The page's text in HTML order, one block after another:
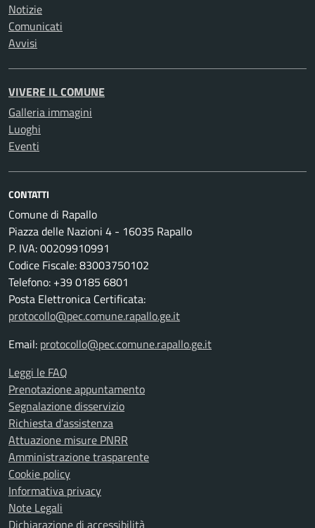
Notizie
Comunicati
Avvisi
VIVERE IL COMUNE
Galleria immagini
Luoghi
Eventi
CONTATTI
Comune di Rapallo
Piazza delle Nazioni 4 - 16035 Rapallo
P. IVA: 00209910991
Codice Fiscale: 83003750102
Telefono: +39 0185 6801
Posta Elettronica Certificata:
protocollo@pec.comune.rapallo.ge.it
Email: protocollo@pec.comune.rapallo.ge.it
Leggi le FAQ
Prenotazione appuntamento
Segnalazione disservizio
Richiesta d'assistenza
Attuazione misure PNRR
Amministrazione trasparente
Cookie policy
Informativa privacy
Note Legali
Dichiarazione di accessibilità